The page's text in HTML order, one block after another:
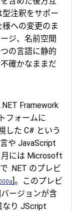
注釈をサポー
様への変更のま
ジ、名前空間
の言語に静的
確かなままだ
Framework
フォームに
した C# という
や JavaScript
月には Microsoft
.NET のプレビ
]。このプレビ
ージョンが含
なり JScript